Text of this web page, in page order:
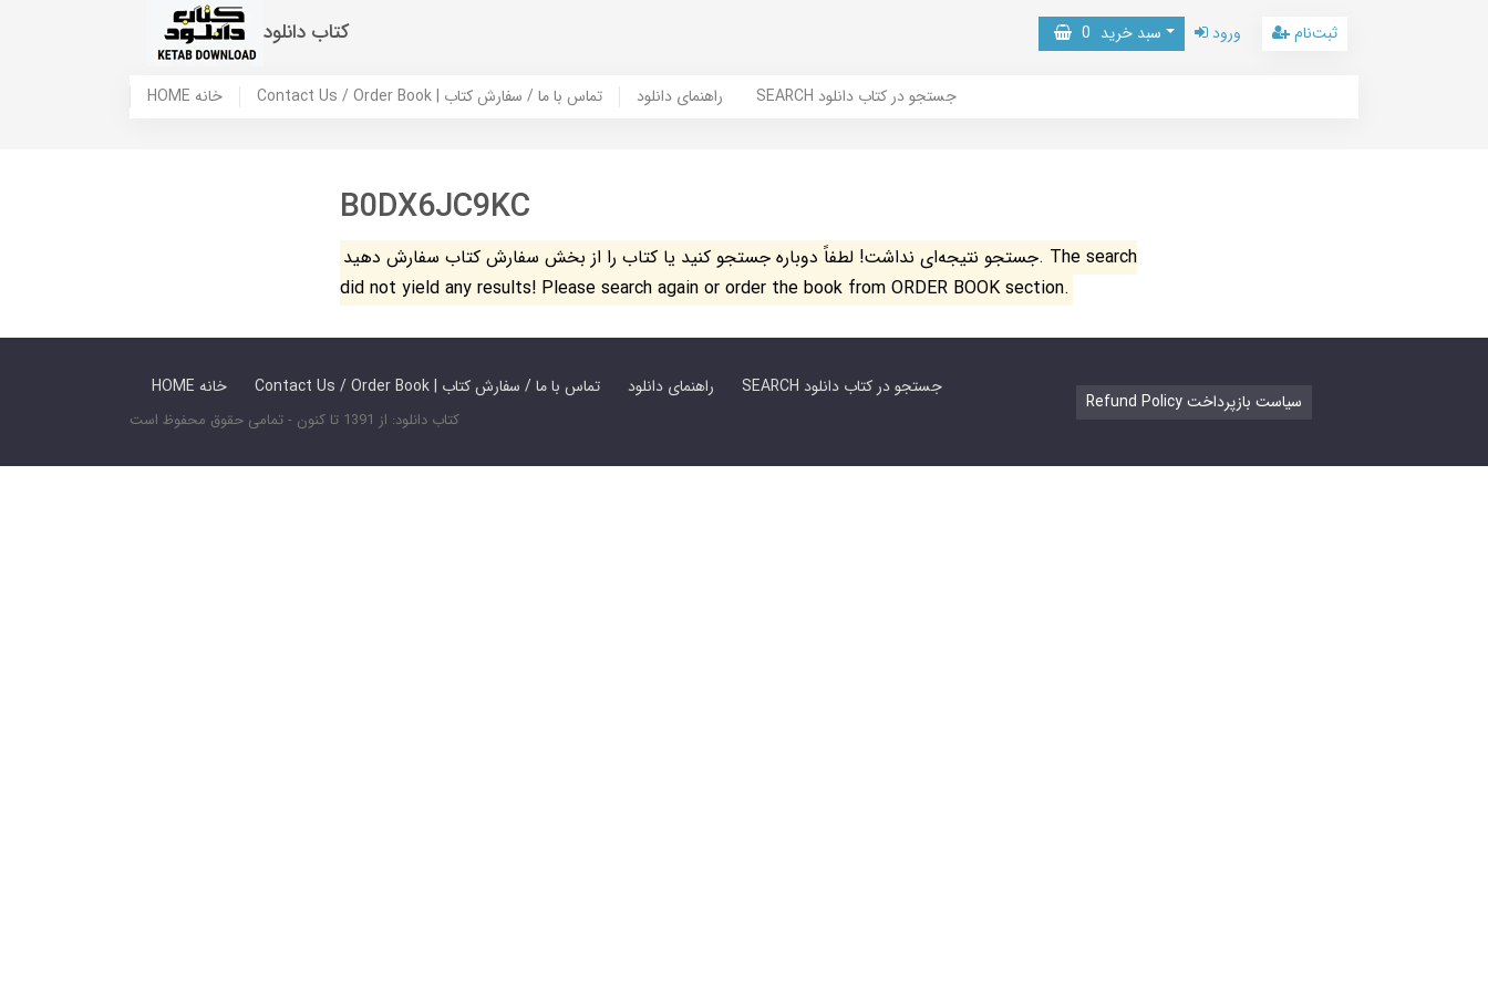
کتاب دانلود سبد خرید 0 ورود ثبت‌نام
HOME خانه Contact Us / Order Book | تماس با ما / سفارش کتاب راهنمای دانلود SEARCH جستجو در کتاب دانلود
B0DX6JC9KC
جستجو نتیجه‌ای نداشت! لطفاً دوباره جستجو کنید یا کتاب را از بخش سفارش کتاب سفارش دهید. The search
did not yield any results! Please search again or order the book from ORDER BOOK section.
HOME خانه Contact Us / Order Book | تماس با ما / سفارش کتاب راهنمای دانلود SEARCH جستجو در کتاب دانلود
کتاب دانلود: از 1391 تا کنون - تمامی حقوق محفوظ است
Refund Policy سیاست بازپرداخت